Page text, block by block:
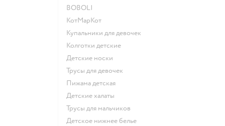
BOBOLI
КотМарКот
Купальники для девочек
Колготки детские
Детские носки
Трусы для девочек
Пижама детская
Детские халаты
Трусы для мальчиков
Детское нижнее белье